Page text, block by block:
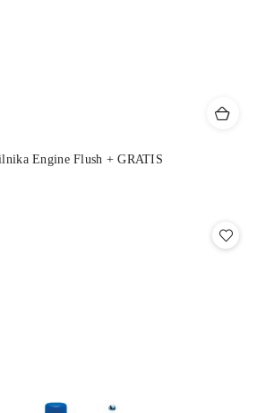
Engine Flush + GRATIS